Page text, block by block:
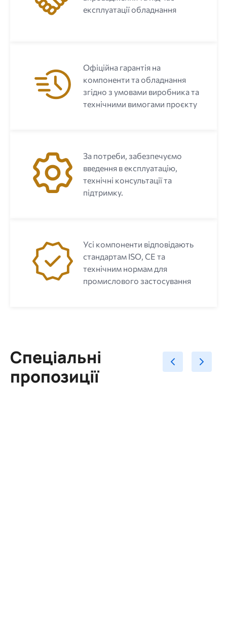
експлуатації обладнання
Офіційна гарантія на
компоненти та обладнання
згідно з умовами виробника та
технічними вимогами проєкту
За потреби, забезпечуємо
введення в експлуатацію,
технічні консультації та
підтримку.
Усі компоненти відповідають
стандартам ISO, CE та
технічним нормам для
промислового застосування
Спеціальні
пропозиції